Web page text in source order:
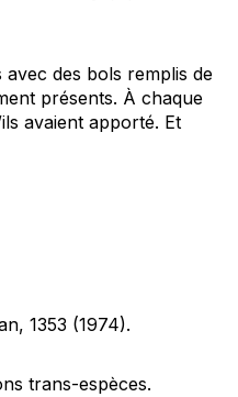
avec des bols remplis de
présents. À chaque
avaient apporté. Et
, 1353 (1974).
trans-espèces.